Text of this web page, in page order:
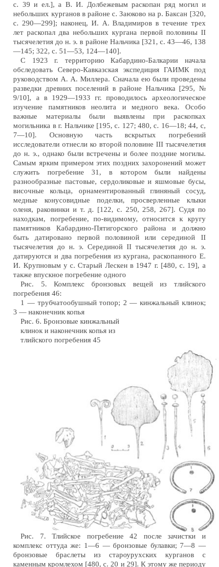
с. 39 и ел.], а В. И. Долбежевым раскопан ряд могил и
небольших курганов в районе с. Заюково на р. Баксан [320,
с. 290—299]; наконец, И. А. Владимиров в течение трех
лет раскопал два небольших кургана первой половины II
тысячелетия до н. э. в районе Нальчика [321, с. 43—46, 138
—145; 322, с. 51—53, 124—140].
С 1923 г. территорию Кабардино-Балкарии начала
обследовать Северо-Кавказская экспедиция ГАИМК под
руководством А. А. Миллера. Сначала ею были проведены
разведки древних поселений в районе Нальчика [295, №
9/10], а в 1929—1933 гг. проводилось археологическое
изучение памятников неолита и медного века. Особо
важные материалы были выявлены при раскопках
могильника в г. Нальчике [195, с. 127; 480, с. 16—18; 44, с,
7—10]. Основную часть вскрытых погребений
исследователи отнесли ко второй половине III тысячелетия
до н. э., однако были встречены и более поздние могилы.
Самым ярким примером этих поздних захоронений может
служить погребение 31, в котором были найдены
разнообразные пастовые, сердоликовые и яшмовые бусы,
височные кольца, орнаментированный глиняный сосуд,
медные конусовидные поделки, просверленные клыки
оленя, раковинки и т. д. [122, с. 250, 258, 267]. Судя по
находкам, погребение, по-видимому, относится к кругу
памятников Кабардино-Пятигорского района и должно
быть датировано первой половиной или серединой II
тысячелетия до н. э. Серединой II тысячелетия до н. э.
датируются и два погребения из кургана, раскопанного Е.
И. Крупновым у с. Старый Лескен в 1947 г. [480, с. 19], а
также впускное погребение одного
Рис. 5. Комплекс бронзовых вещей из тлийского
погребения 46:
1 — трубчатообушный топор; 2 — кинжальный клинок;
3 — наконечник копья
Рис. 6. Бронзовые кинжальный
клинок и наконечник копья из
тлийского погребения 45
Рис. 7. Тлийское погребение 42 после зачистки и
комплекс оттуда же: 1—6 — бронзовые булавки; 7—8 —
бронзовые браслеты из староурухских курганов с
каменным кромлехом [480, с. 20 и 29]. К этому же периоду